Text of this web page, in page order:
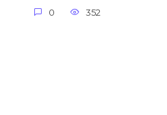
0 352